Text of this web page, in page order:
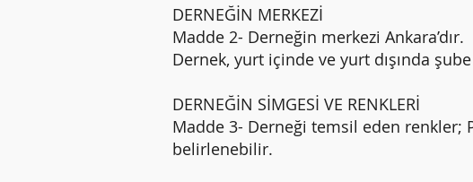
DERNEĞİN MERKEZİ
Madde 2- Derneğin merkezi Ankara’dır.
Dernek, yurt içinde ve yurt dışında
DERNEĞİN SİMGESİ VE RENKLERİ
Madde 3- Derneği temsil eden renkler;
belirlenebilir.